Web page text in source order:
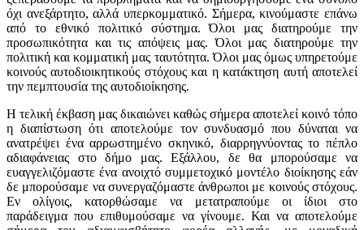
όχι ανεξάρτητο, αλλά υπερκομματικό. Σήμερα, κινούμαστε επάνω
από το εθνικό πολιτικό σύστημα. Όλοι μας διατηρούμε την
προσωπικότητα και τις απόψεις μας. Όλοι μας διατηρούμε την
πολιτική και κομματική μας ταυτότητα. Όλοι μας όμως υπηρετούμε
κοινούς αυτοδιοικητικούς στόχους και η κατάκτηση αυτή αποτελεί
την πεμπτουσία της αυτοδιοίκησης.
Η τελική έκβαση μας δικαιώνει καθώς σήμερα αποτελεί κοινό τόπο
η διαπίστωση ότι αποτελούμε τον συνδυασμό που δύναται να
ανατρέψει ένα αρρωστημένο σκηνικό, διαρρηγνύοντας το πέπλο
αδιαφάνειας στο δήμο μας. Εξάλλου, δε θα μπορούσαμε να
ευαγγελιζόμαστε ένα ανοιχτό συμμετοχικό μοντέλο διοίκησης εάν
δε μπορούσαμε να συνεργαζόμαστε άνθρωποι με κοινούς στόχους.
Εν ολίγοις, κατορθώσαμε να μετατραπούμε οι ίδιοι στο
παράδειγμα που επιθυμούσαμε να γίνουμε. Και να αποτελούμε